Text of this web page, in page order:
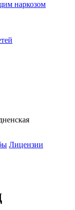
наркозом
Лицензии